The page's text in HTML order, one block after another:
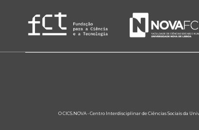
O CICS.NOVA - Centro Interdisciplinar de Ciências Sociais da